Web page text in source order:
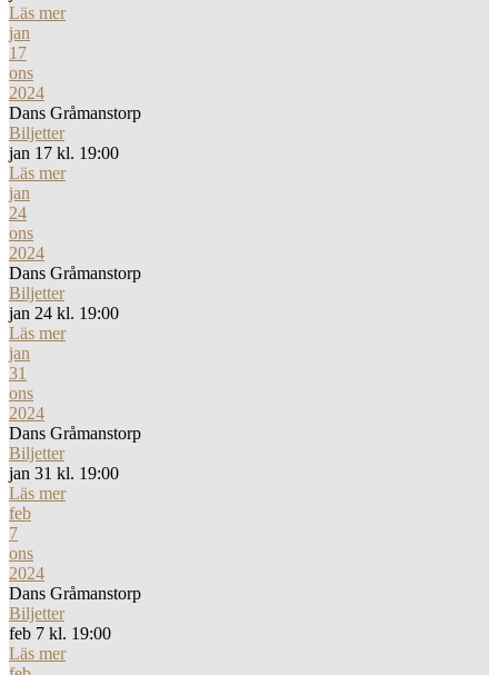
Läs mer
jan
17
ons
2024
Dans Gråmanstorp
Biljetter
jan 17 kl. 19:00
Läs mer
jan
24
ons
2024
Dans Gråmanstorp
Biljetter
jan 24 kl. 19:00
Läs mer
jan
31
ons
2024
Dans Gråmanstorp
Biljetter
jan 31 kl. 19:00
Läs mer
feb
7
ons
2024
Dans Gråmanstorp
Biljetter
feb 7 kl. 19:00
Läs mer